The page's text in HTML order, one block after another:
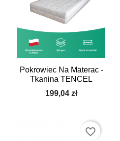
Pokrowiec Na Materac -
Tkanina TENCEL
199,04 zł
favorite_border